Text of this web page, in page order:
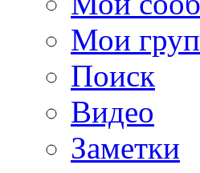
Мои
Поиск
Видео
Заметки